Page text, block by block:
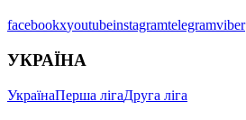
facebookxyoutubeinstagramtelegramviber
УКРАЇНА
УкраїнаПерша лігаДруга ліга